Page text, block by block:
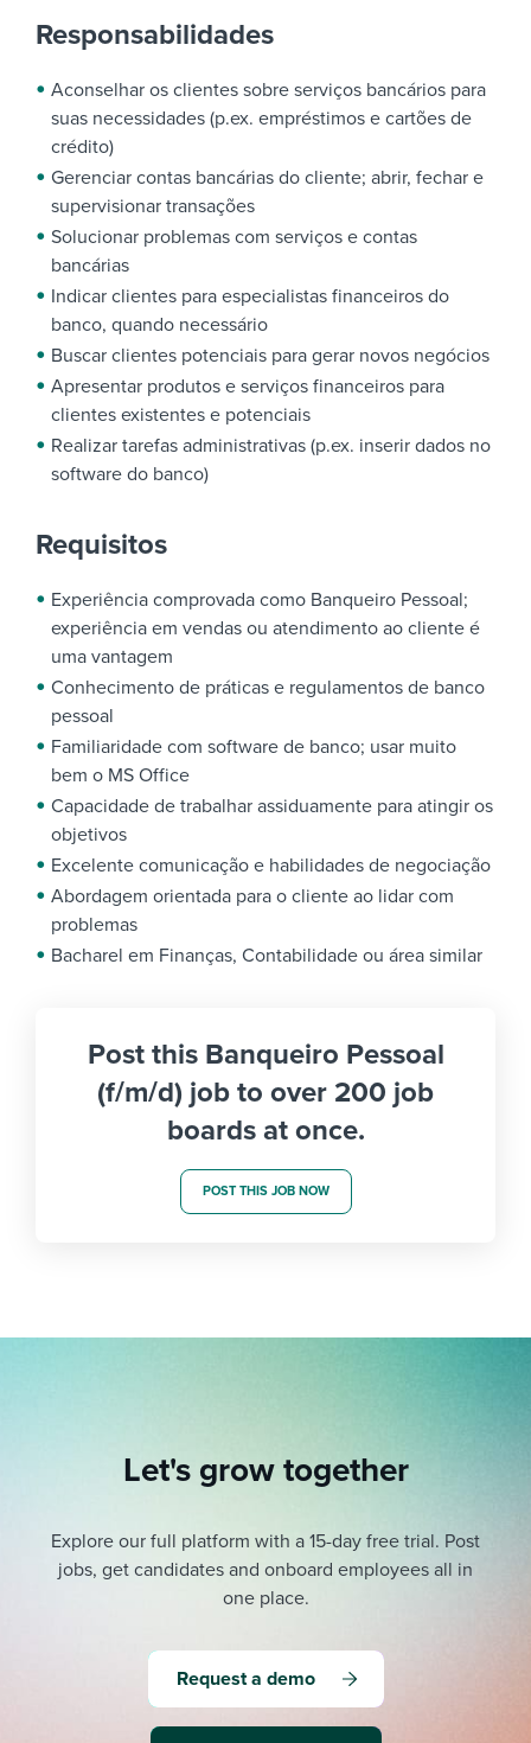
Responsabilidades
Aconselhar os clientes sobre serviços bancários para
suas necessidades (p.ex. empréstimos e cartões de
crédito)
Gerenciar contas bancárias do cliente; abrir, fechar e
supervisionar transações
Solucionar problemas com serviços e contas
bancárias
Indicar clientes para especialistas financeiros do
banco, quando necessário
Buscar clientes potenciais para gerar novos negócios
Apresentar produtos e serviços financeiros para
clientes existentes e potenciais
Realizar tarefas administrativas (p.ex. inserir dados no
software do banco)
Requisitos
Experiência comprovada como Banqueiro Pessoal;
experiência em vendas ou atendimento ao cliente é
uma vantagem
Conhecimento de práticas e regulamentos de banco
pessoal
Familiaridade com software de banco; usar muito
bem o MS Office
Capacidade de trabalhar assiduamente para atingir os
objetivos
Excelente comunicação e habilidades de negociação
Abordagem orientada para o cliente ao lidar com
problemas
Bacharel em Finanças, Contabilidade ou área similar
Post this Banqueiro Pessoal
(f/m/d) job to over 200 job
boards at once.
POST THIS JOB NOW
Let's grow together
Explore our full platform with a 15-day free trial. Post
jobs, get candidates and onboard employees all in
one place.
Request a demo